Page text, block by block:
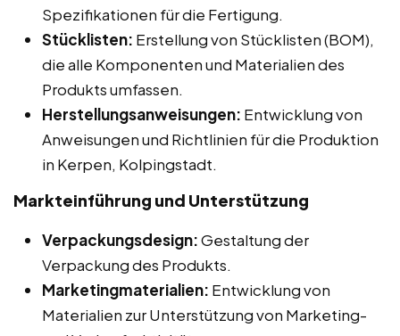
Spezifikationen für die Fertigung.
Stücklisten: Erstellung von Stücklisten (BOM),
die alle Komponenten und Materialien des
Produkts umfassen.
Herstellungsanweisungen: Entwicklung von
Anweisungen und Richtlinien für die Produktion
in Kerpen, Kolpingstadt.
Markteinführung und Unterstützung
Verpackungsdesign:Gestaltung der
Verpackung des Produkts.
Marketingmaterialien: Entwicklung von
Materialien zur Unterstützung von Marketing-